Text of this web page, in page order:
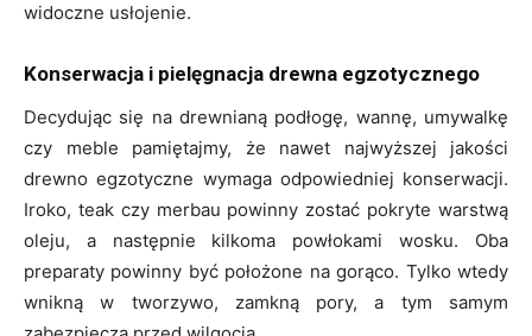
widoczne usłojenie.
Konserwacja i pielęgnacja drewna egzotycznego
Decydując się na drewnianą podłogę, wannę, umywalkę
czy meble pamiętajmy, że nawet najwyższej jakości
drewno egzotyczne wymaga odpowiedniej konserwacji.
Iroko, teak czy merbau powinny zostać pokryte warstwą
oleju, a następnie kilkoma powłokami wosku. Oba
preparaty powinny być położone na gorąco. Tylko wtedy
wnikną w tworzywo, zamkną pory, a tym samym